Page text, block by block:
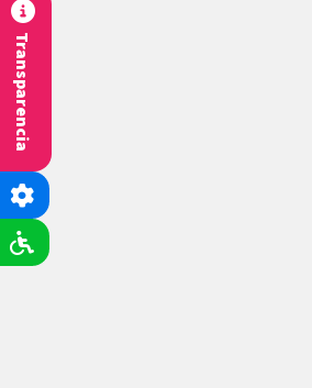
Transparencia